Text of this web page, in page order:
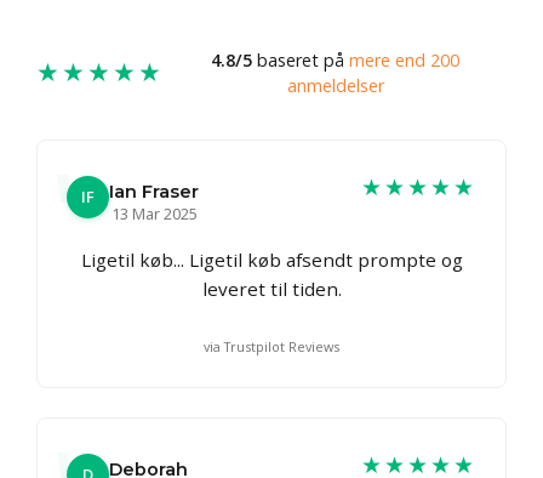
★★★★★ 4.8/5 baseret på mere end 200
anmeldelser
IF
Ian Fraser
13 Mar 2025
★★★★★
Ligetil køb... Ligetil køb afsendt prompte og
leveret til tiden.
via Trustpilot Reviews
Deborah
★★★★★